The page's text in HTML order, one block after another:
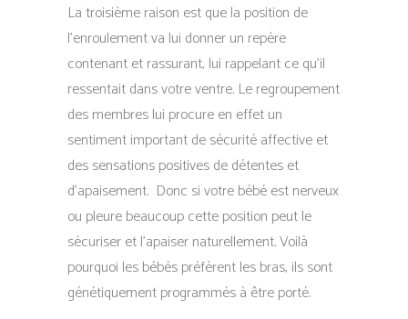
La troisième raison est que la position de
l’enroulement va lui donner un repère
contenant et rassurant, lui rappelant ce qu’il
ressentait dans votre ventre. Le regroupement
des membres lui procure en effet un
sentiment important de sécurité affective et
des sensations positives de détentes et
d’apaisement. Donc si votre bébé est nerveux
ou pleure beaucoup cette position peut le
sécuriser et l’apaiser naturellement. Voilà
pourquoi les bébés préfèrent les bras, ils sont
génétiquement programmés à être porté.